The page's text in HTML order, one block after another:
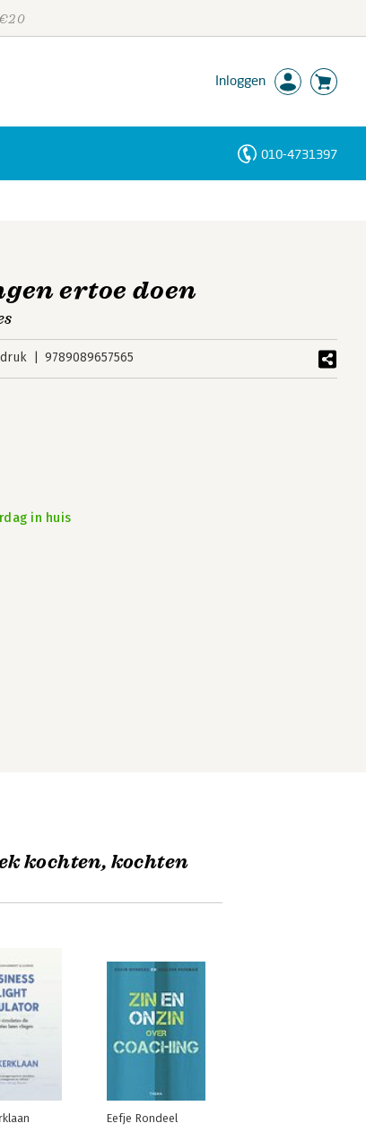
Inloggen
010-4731397
ertoe doen
9789089657565
in huis
kochten, kochten
Eefje Rondeel